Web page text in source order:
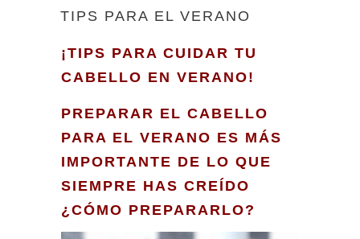
TIPS PARA EL VERANO
¡TIPS PARA CUIDAR TU
CABELLO EN VERANO!
PREPARAR EL CABELLO
PARA EL VERANO ES MÁS
IMPORTANTE DE LO QUE
SIEMPRE HAS CREÍDO
¿CÓMO PREPARARLO?